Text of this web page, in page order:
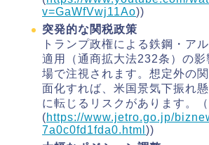
v=GaWfVwj11Ao))
突発的な関税政策
トランプ政権による鉄鋼・ア
適用（通商拡大法232条）の
場で注視されます。想定外の
面化すれば、米国景気下振れ
に転じるリスクがあります。
(https://www.jetro.go.jp/
7a0c0fd1fda0.html ))